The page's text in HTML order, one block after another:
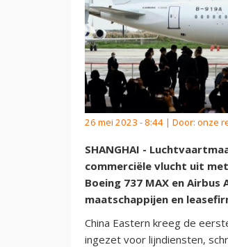
26 mei 2023 - 8:44 | Door: onze
SHANGHAI -
commerciële vlucht uit
Boeing 737 MAX en
maatschappijen en
China Eastern kreeg de
ingezet voor lijndiensten,